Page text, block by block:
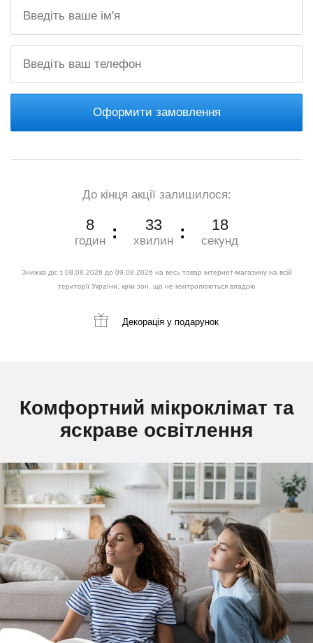
Оформити замовлення
До кінця акції залишилося:
8
годин
33
хвилин
17
секунд
Знижка діє з 08.08.2026 до 09.08.2026 на весь товар інтернет-магазину на всій
території України, крім зон, що не контролюються владою
Декорація у подарунок
Комфортний мікроклімат та
яскраве освітлення